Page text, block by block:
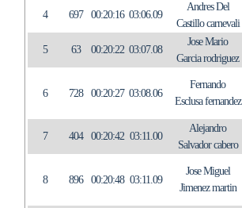
4 697 00:20:16 03:06.09
Andres Del
Castillo carnevali
5 63 00:20:22 03:07.08
Jose Mario
Garcia rodriguez
6 728 00:20:27 03:08.06
Fernando
Esclusa fernandez
7 404 00:20:42 03:11.00
Alejandro
Salvador cabero
8 896 00:20:48 03:11.09
Jose Miguel
Jimenez martin